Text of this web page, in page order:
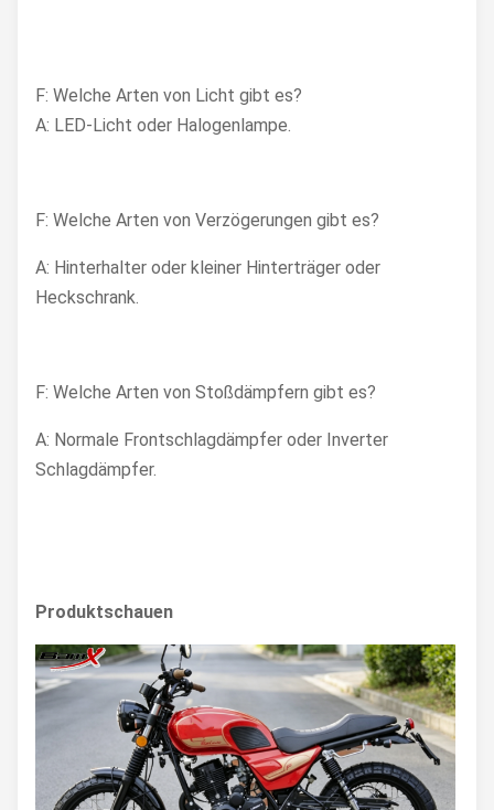
F: Welche Arten von Licht gibt es?
A: LED-Licht oder Halogenlampe.
F: Welche Arten von Verzögerungen gibt es?
A: Hinterhalter oder kleiner Hinterträger oder
Heckschrank.
F: Welche Arten von Stoßdämpfern gibt es?
A: Normale Frontschlagdämpfer oder Inverter
Schlagdämpfer.
Produktschauen